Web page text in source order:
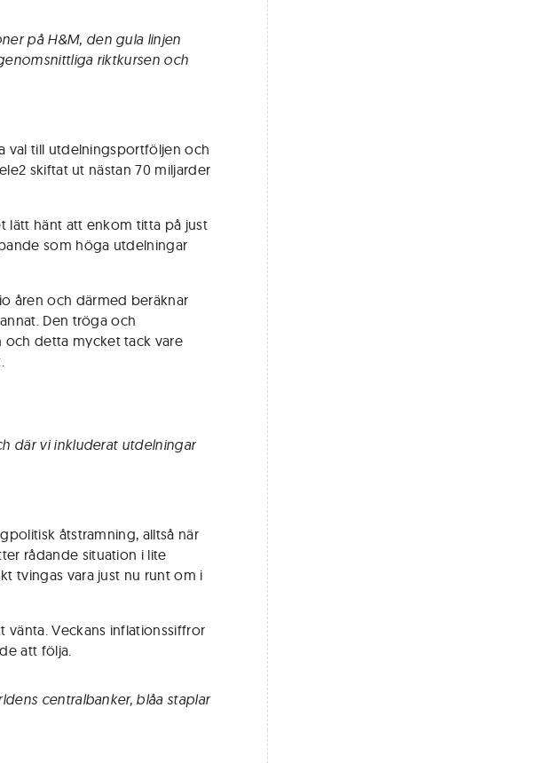
på H&M, den gula linjen
riktkursen och
val till utdelningsportföljen och
skiftat ut nästan 70 miljarder
lätt hänt att enkom titta på just
som höga utdelningar
åren och därmed beräknar
Den tröga och
och detta mycket tack vare
där vi inkluderat utdelningar
åtstramning, alltså när
rådande situation i lite
tvingas vara just nu runt om i
Veckans inflationssiffror
att följa.
centralbanker, blåa staplar